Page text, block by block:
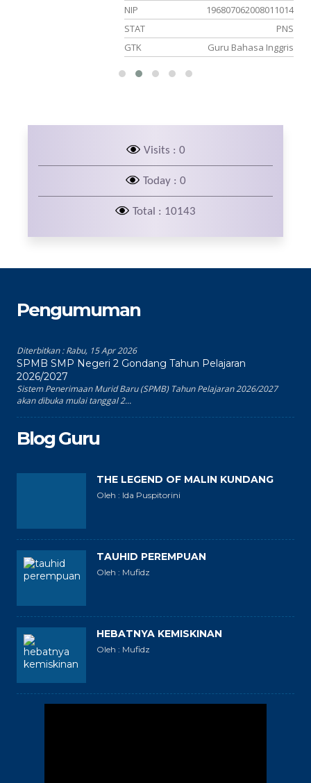
NIP
196807062008011014
STAT
PNS
GTK
Guru Bahasa Inggris
Visits : 0
Today : 0
Total : 10143
Pengumuman
Diterbitkan :Rabu, 15 Apr 2026
SPMB SMP Negeri 2 Gondang Tahun Pelajaran
2026/2027
Sistem Penerimaan Murid Baru (SPMB) Tahun Pelajaran 2026/2027
akan dibuka mulai tanggal 2...
Blog Guru
THE LEGEND OF MALIN KUNDANG
Oleh : Ida Puspitorini
TAUHID PEREMPUAN
Oleh : Mufidz
HEBATNYA KEMISKINAN
Oleh : Mufidz